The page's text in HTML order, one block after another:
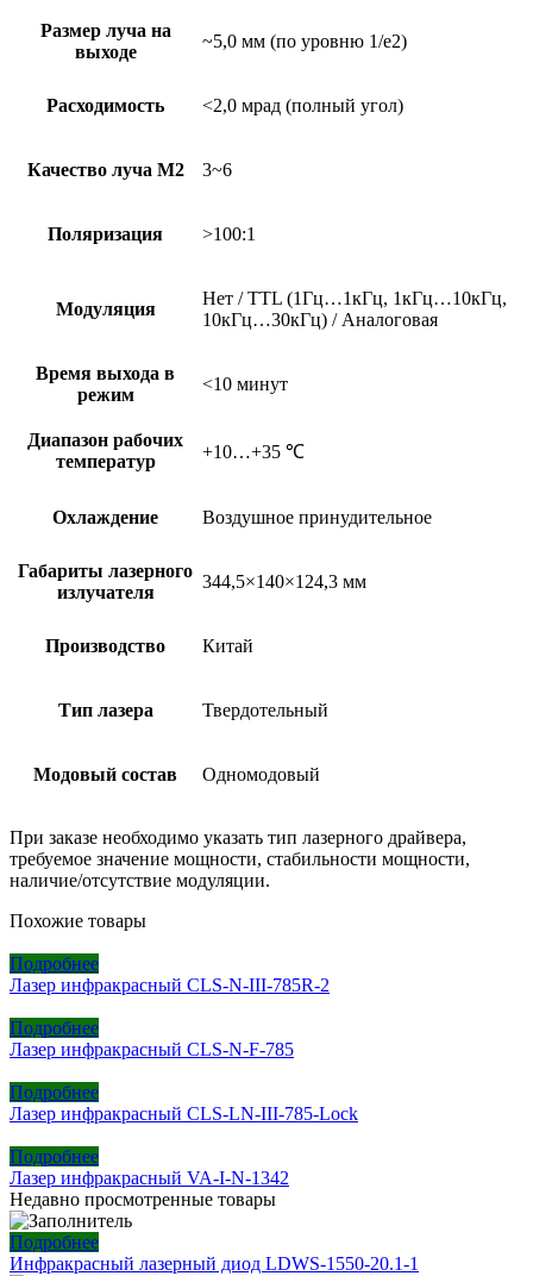
Размер луча на
выходе
~5,0 мм (по уровню 1/e2)
Расходимость <2,0 мрад (полный угол)
Качество луча М2 3~6
Поляризация >100:1
Модуляция
Нет / TTL (1Гц…1кГц, 1кГц…10кГц,
10кГц…30кГц) / Аналоговая
Время выхода в
режим
<10 минут
Диапазон рабочих
температур
+10…+35 ℃
Охлаждение Воздушное принудительное
Габариты лазерного
излучателя
344,5×140×124,3 мм
Производство Китай
Тип лазера Твердотельный
Модовый состав Одномодовый
При заказе необходимо указать тип лазерного драйвера,
требуемое значение мощности, стабильности мощности,
наличие/отсутствие модуляции.
Похожие товары
Подробнее
Лазер инфракрасный CLS-N-III-785R-2
Подробнее
Лазер инфракрасный CLS-N-F-785
Подробнее
Лазер инфракрасный CLS-LN-III-785-Lock
Подробнее
Лазер инфракрасный VA-I-N-1342
Недавно просмотренные товары
Подробнее
Инфракрасный лазерный диод LDWS-1550-20.1-1